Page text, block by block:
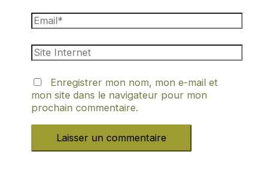
Enregistrer mon nom, mon e-mail et
mon site dans le navigateur pour mon
prochain commentaire.